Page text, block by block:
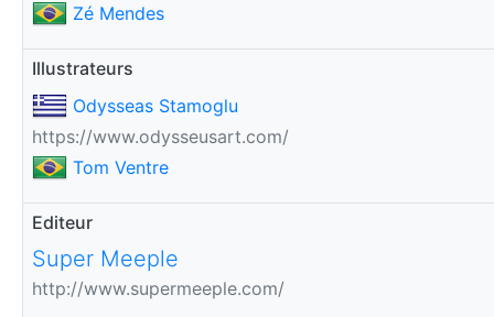
Zé Mendes
Illustrateurs
Odysseas Stamoglu
https://www.odysseusart.com/
Tom Ventre
Editeur
Super Meeple
http://www.supermeeple.com/